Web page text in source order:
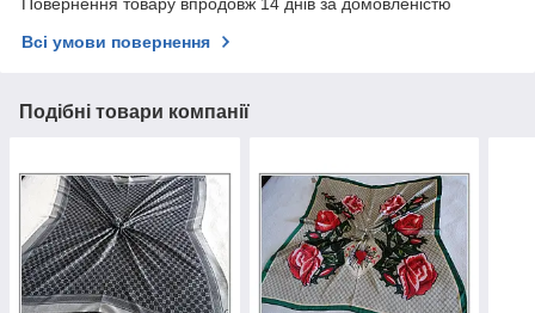
Повернення товару впродовж 14 днів за домовленістю
Всі умови повернення
Подібні товари компанії